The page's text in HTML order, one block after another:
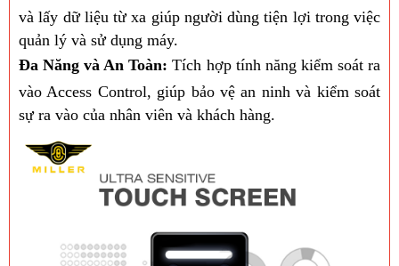
và lấy dữ liệu từ xa giúp người dùng tiện lợi trong việc
quản lý và sử dụng máy.
Đa Năng và An Toàn: Tích hợp tính năng kiểm soát ra
vào Access Control, giúp bảo vệ an ninh và kiểm soát
sự ra vào của nhân viên và khách hàng.